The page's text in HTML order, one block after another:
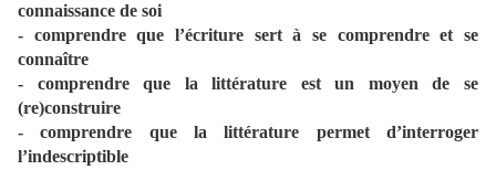
connaissance de soi
- comprendre que l’écriture sert à se comprendre et se
connaître
- comprendre que la littérature est un moyen de se
(re)construire
- comprendre que la littérature permet d’interroger
l’indescriptible